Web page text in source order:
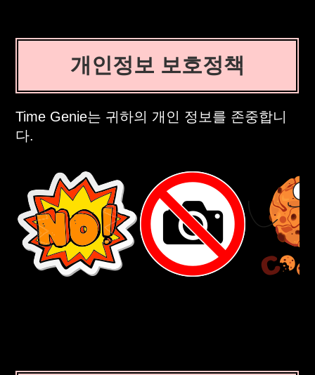
개인정보 보호정책
Time Genie는 귀하의 개인 정보를 존중합니
다.